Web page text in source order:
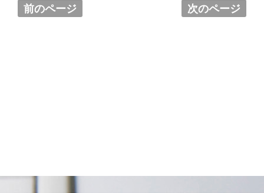
前のページ 次のページ